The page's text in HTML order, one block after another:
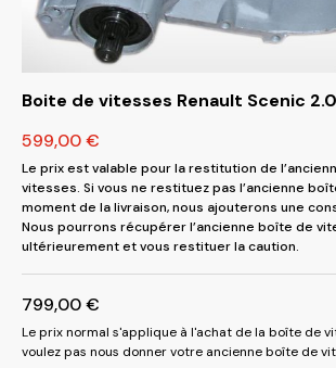
Boite de vitesses Renault Scenic
599,00€
Le prix est valable pour la restitution de
vitesses. Si vous ne restituez pas l’ancienne
moment de la livraison, nous ajouterons une
Nous pourrons récupérer l’ancienne boîte de
ultérieurement et vous restituer la caution.
799,00€
Le prix normal s'applique à l'achat de la boîte de
voulez pas nous donner votre ancienne boîte de